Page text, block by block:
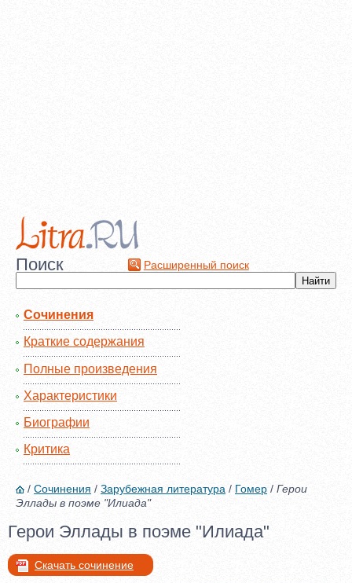
Поиск Расширенный поиск
Сочинения
Краткие содержания
Полные произведения
Характеристики
Биографии
Критика
/ Сочинения / Зарубежная литература / Гомер / Герои
Эллады в поэме "Илиада"
Герои Эллады в поэме "Илиада"
Скачать сочинение